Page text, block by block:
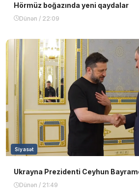
Hörmüz boğazında yeni qaydalar
Dünən / 22:09
Siyasət
Ukrayna Prezidenti Ceyhun
Dünən / 21:49